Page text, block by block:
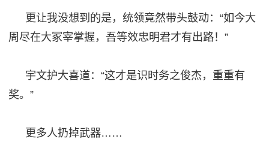
更让我没想到的是，统领竟然带头鼓动： “如今大
周尽在大冢宰掌握，吾等效忠明君才有出路！ ”
宇文护大喜道： “这才是识时务之俊杰，重重有
奖。 ”
更多人扔掉武器……